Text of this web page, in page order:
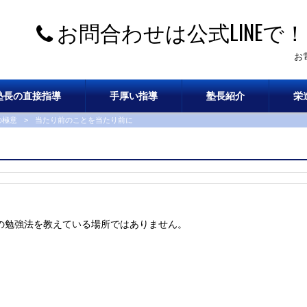
お問合わせは公式LINEで！
お
長の直接指導 手厚い指導 塾長紹介 栄
極意 > 当たり前のことを当たり前に
勉強法を教えている場所ではありません。